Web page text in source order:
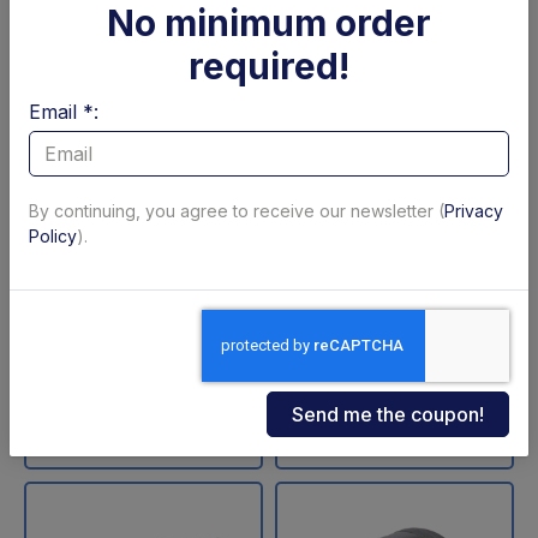
Cilindro di
brandeggio Zepro
ZNU-75-110 (SA)
Code: 11711Z
+VAT
Parapolvere tubolare
x cilindro
sollevamento DLB 47
Code: 18202L
€ 60,05
Available
No minimum order
required!
Email *:
By continuing, you agree to receive our newsletter (Privacy
Policy).